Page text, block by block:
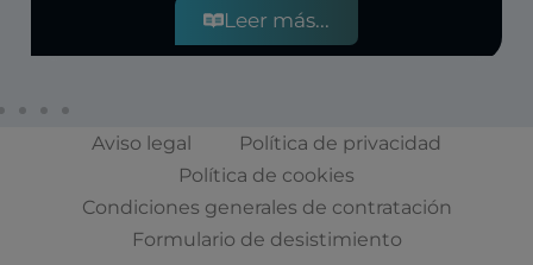
Leer más...
Aviso legal
Política de privacidad
Política de cookies
Condiciones generales de contratación
Formulario de desistimiento